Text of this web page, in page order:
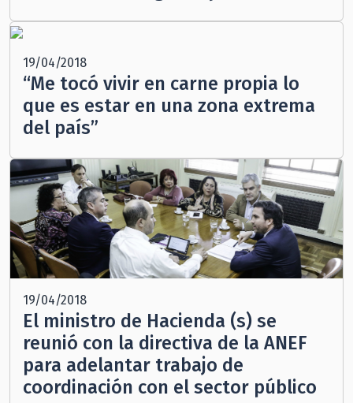
19/04/2018
“Me tocó vivir en carne propia lo
que es estar en una zona extrema
del país”
19/04/2018
El ministro de Hacienda (s) se
reunió con la directiva de la ANEF
para adelantar trabajo de
coordinación con el sector público